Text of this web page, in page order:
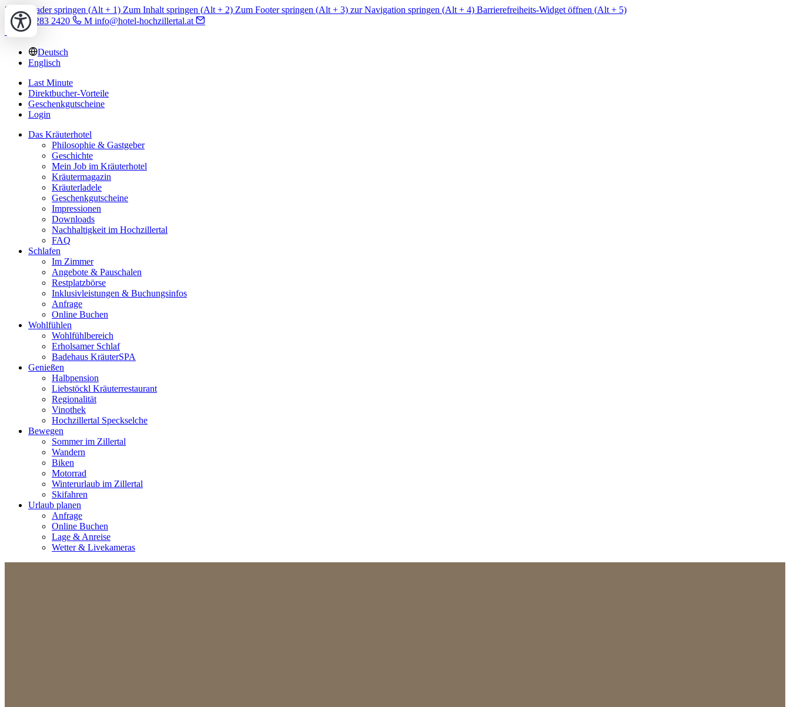
Zum Header springen (Alt + 1) Zum Inhalt springen (Alt + 2) Zum Footer springen (Alt + 3) zur Navigation springen (Alt + 4) Barrierefreiheits-Widget öffnen (Alt + 5)
T +43 5283 2420
M info@hotel-hochzillertal.at
Deutsch
Englisch
Last Minute
Direktbucher-Vorteile
Geschenkgutscheine
Login
Das Kräuterhotel
Philosophie & Gastgeber
Geschichte
Mein Job im Kräuterhotel
Kräutermagazin
Kräuterladele
Geschenkgutscheine
Impressionen
Downloads
Nachhaltigkeit im Hochzillertal
FAQ
Schlafen
Im Zimmer
Angebote & Pauschalen
Restplatzbörse
Inklusivleistungen & Buchungsinfos
Anfrage
Online Buchen
Wohlfühlen
Wohlfühlbereich
Erholsamer Schlaf
Badehaus KräuterSPA
Genießen
Halbpension
Liebstöckl Kräuterrestaurant
Regionalität
Vinothek
Hochzillertal Speckselche
Bewegen
Sommer im Zillertal
Wandern
Biken
Motorrad
Winterurlaub im Zillertal
Skifahren
Urlaub planen
Anfrage
Online Buchen
Lage & Anreise
Wetter & Livekameras